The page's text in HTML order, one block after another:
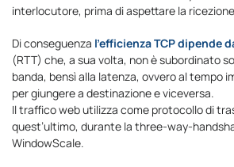
interlocutore, prima di aspettare la
Di conseguenza l’efficienza TCP dipende
(RTT) che, a sua volta, non è subordinato
banda, bensì alla latenza, ovvero al tempo
per giungere a destinazione e viceversa.
Il traffico web utilizza come protocollo di
quest’ultimo, durante la three-way-
WindowScale.